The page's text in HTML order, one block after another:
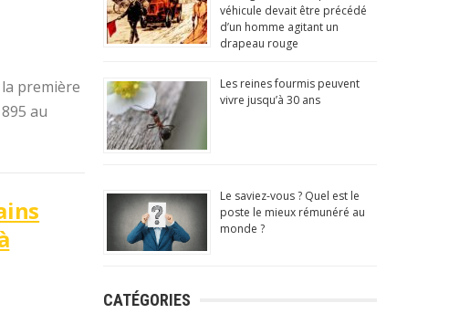
première
au
véhicule devait être précédé
d’un homme agitant un
drapeau rouge
Les reines fourmis peuvent
vivre jusqu’à 30 ans
Le saviez-vous ? Quel est le
poste le mieux rémunéré au
monde ?
CATÉGORIES
infos amusantes,